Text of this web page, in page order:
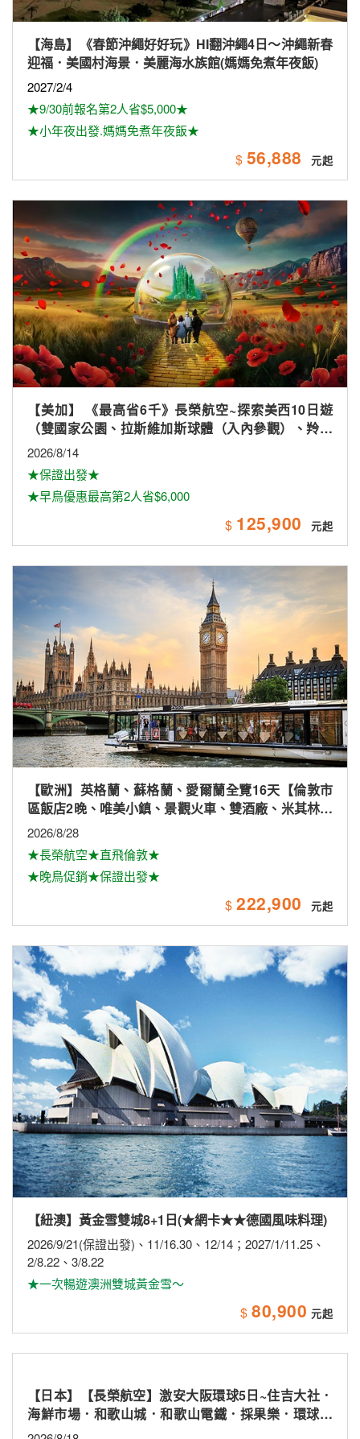
【海島】《春節沖繩好好玩》HI翻沖繩4日～沖繩新春
迎福．美國村海景．美麗海水族館(媽媽免煮年夜飯)
2027/2/4
★9/30前報名第2人省$5,000★
★小年夜出發.媽媽免煮年夜飯★
$ 56,888
【美加】 《最高省6千》長榮航空~探索美西10日遊
（雙國家公園、拉斯維加斯球體（入內參觀）、羚羊
峽谷雙奇觀、環球影城）
2026/8/14
★保證出發★
★早鳥優惠最高第2人省$6,000
$ 125,900
【歐洲】英格蘭、蘇格蘭、愛爾蘭全覽16天【倫敦市
區飯店2晚、唯美小鎮、景觀火車、雙酒廠、米其林、
雙大學城、下午茶
2026/8/28
★長榮航空★直飛倫敦★
★晚鳥促銷★保證出發★
$ 222,900
【紐澳】黃金雪雙城8+1日(★網卡★★德國風味料理)
2026/9/21(保證出發)、11/16.30、12/14；2027/1/11.25、
2/8.22、3/8.22
★一次暢遊澳洲雙城黃金雪～
$ 80,900
【日本】【長榮航空】激安大阪環球5日~住吉大社．
海鮮市場．和歌山城．和歌山電鐵．採果樂．環球影
城